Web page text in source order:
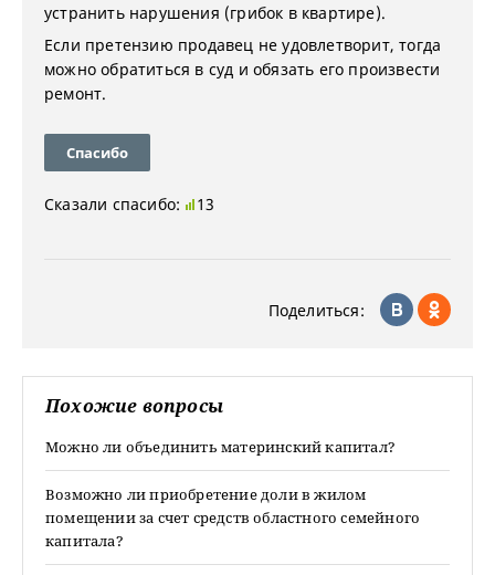
устранить нарушения (грибок в квартире).
Если претензию продавец не удовлетворит, тогда
можно обратиться в суд и обязать его произвести
ремонт.
Спасибо
Сказали спасибо: 13
Поделиться:
Похожие вопросы
Можно ли объединить материнский капитал?
Возможно ли приобретение доли в жилом
помещении за счет средств областного семейного
капитала?